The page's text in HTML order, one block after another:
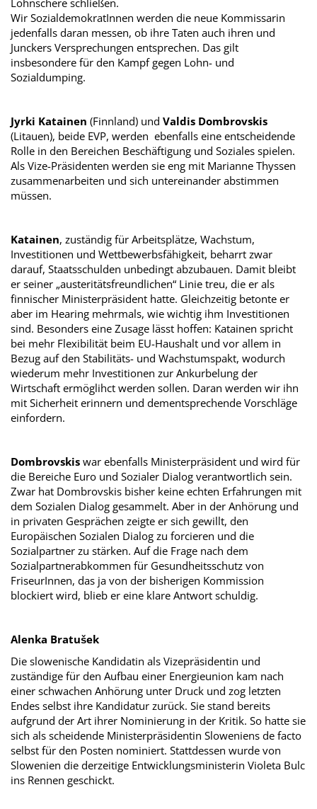
Lohnschere schließen.
Wir SozialdemokratInnen werden die neue Kommissarin
jedenfalls daran messen, ob ihre Taten auch ihren und
Junckers Versprechungen entsprechen. Das gilt
insbesondere für den Kampf gegen Lohn- und
Sozialdumping.
Jyrki Katainen (Finnland) und Valdis Dombrovskis
(Litauen), beide EVP, werden ebenfalls eine entscheidende
Rolle in den Bereichen Beschäftigung und Soziales spielen.
Als Vize-Präsidenten werden sie eng mit Marianne Thyssen
zusammenarbeiten und sich untereinander abstimmen
müssen.
Katainen, zuständig für Arbeitsplätze, Wachstum,
Investitionen und Wettbewerbsfähigkeit, beharrt zwar
darauf, Staatsschulden unbedingt abzubauen. Damit bleibt
er seiner „austeritätsfreundlichen“ Linie treu, die er als
finnischer Ministerpräsident hatte. Gleichzeitig betonte er
aber im Hearing mehrmals, wie wichtig ihm Investitionen
sind. Besonders eine Zusage lässt hoffen: Katainen spricht
bei mehr Flexibilität beim EU-Haushalt und vor allem in
Bezug auf den Stabilitäts- und Wachstumspakt, wodurch
wiederum mehr Investitionen zur Ankurbelung der
Wirtschaft ermöglihct werden sollen. Daran werden wir ihn
mit Sicherheit erinnern und dementsprechende Vorschläge
einfordern.
Dombrovskis war ebenfalls Ministerpräsident und wird für
die Bereiche Euro und Sozialer Dialog verantwortlich sein.
Zwar hat Dombrovskis bisher keine echten Erfahrungen mit
dem Sozialen Dialog gesammelt. Aber in der Anhörung und
in privaten Gesprächen zeigte er sich gewillt, den
Europäischen Sozialen Dialog zu forcieren und die
Sozialpartner zu stärken. Auf die Frage nach dem
Sozialpartnerabkommen für Gesundheitsschutz von
FriseurInnen, das ja von der bisherigen Kommission
blockiert wird, blieb er eine klare Antwort schuldig.
Alenka Bratušek
Die slowenische Kandidatin als Vizepräsidentin und
zuständige für den Aufbau einer Energieunion kam nach
einer schwachen Anhörung unter Druck und zog letzten
Endes selbst ihre Kandidatur zurück. Sie stand bereits
aufgrund der Art ihrer Nominierung in der Kritik. So hatte sie
sich als scheidende Ministerpräsidentin Sloweniens de facto
selbst für den Posten nominiert. Stattdessen wurde von
Slowenien die derzeitige Entwicklungsministerin Violeta Bulc
ins Rennen geschickt.